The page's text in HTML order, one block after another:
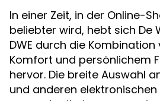
In einer Zeit, in der Online-
beliebter wird, hebt sich De
DWE durch die
Komfort und persönlichem
hervor. Die breite Auswahl
und anderen